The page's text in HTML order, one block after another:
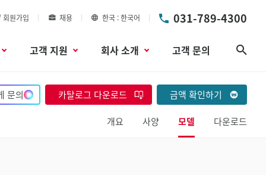
회원가입 채용 한국 한국어 031-789-4300
고객 지원 회사 소개 고객 문의
문의 카탈로그 다운로드 금액 확인하기
개요 사양 모델 다운로드